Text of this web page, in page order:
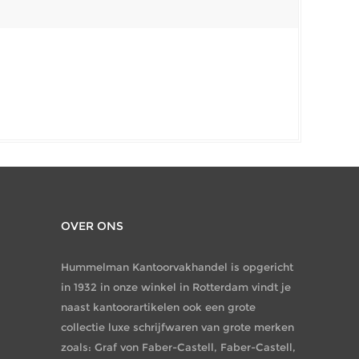
OVER ONS
Hummelman Kantoorvakhandel is opgericht
in 1932 in onze winkel in Rotterdam vindt je
naast kantoorartikelen ook een grote
collectie luxe schrijfwaren van grote merken
zoals: Graf von Faber-Castell, Faber-Castell,